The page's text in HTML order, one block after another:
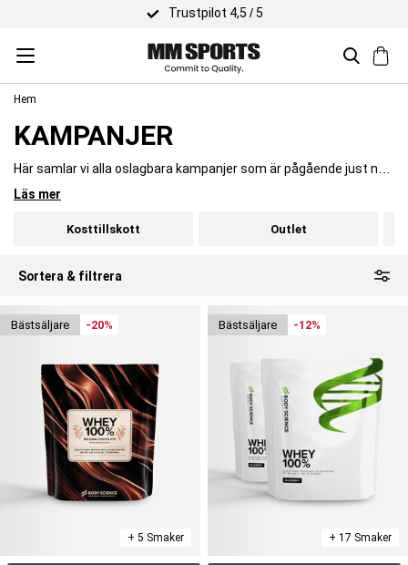
Hem
KAMPANJER
Här samlar vi alla oslagbara kampanjer som är pågående just nu.
aminosyror eller bara vill hitta rätt kläder och utrustning för din
Läs mer
Kosttillskott Outlet
Sortera & filtrera
bäst­säljare -20%
+ 5 Smaker
bäst­säljare -12%
+ 17 Smaker